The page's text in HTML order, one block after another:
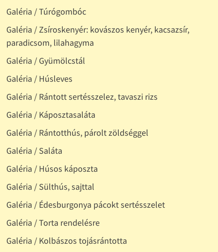
Galéria / Túrógombóc
Galéria / Zsíroskenyér: kovászos kenyér, kacsazsír,
paradicsom, lilahagyma
Galéria / Gyümölcstál
Galéria / Húsleves
Galéria / Rántott sertésszelez, tavaszi rizs
Galéria / Káposztasaláta
Galéria / Rántotthús, párolt zöldséggel
Galéria / Saláta
Galéria / Húsos káposzta
Galéria / Sülthús, sajttal
Galéria / Édesburgonya pácokt sertésszelet
Galéria / Torta rendelésre
Galéria / Kolbászos tojásrántotta